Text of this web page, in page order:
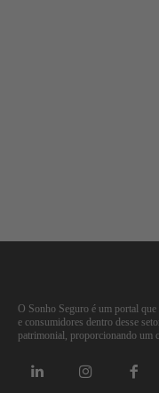
O Sonho Seguro é um portal
e consumidores dentro desse
patrimonial, proporcionando um